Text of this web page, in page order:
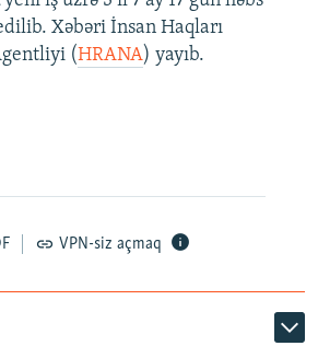
Xəbəri İnsan Haqları
(HRANA) yayıb.
VPN-siz açmaq